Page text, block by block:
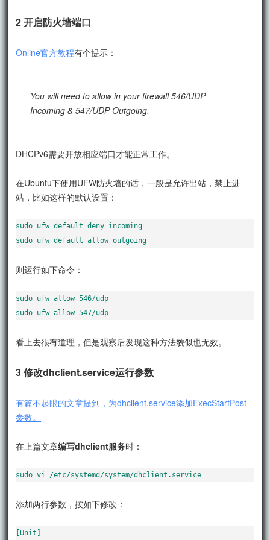
2 开启防火墙端口
Online官方教程有个提示：
You will need to allow in your firewall 546/UDP
Incoming & 547/UDP Outgoing.
DHCPv6需要开放相应端口才能正常工作。
在Ubuntu下使用UFW防火墙的话，一般是允许出站，禁止进
站，比如这样的默认设置：
sudo ufw default deny incoming
sudo ufw default allow outgoing
则运行如下命令：
sudo ufw allow 546/udp
sudo ufw allow 547/udp
看上去很有道理，但是观察后发现这种方法貌似也无效。
3 修改dhclient.service运行参数
有篇不起眼的文章提到，为dhclient.service添加ExecStartPost
参数。
在上篇文章编写dhclient服务时：
sudo vi /etc/systemd/system/dhclient.service
添加两行参数，按如下修改：
[Unit]